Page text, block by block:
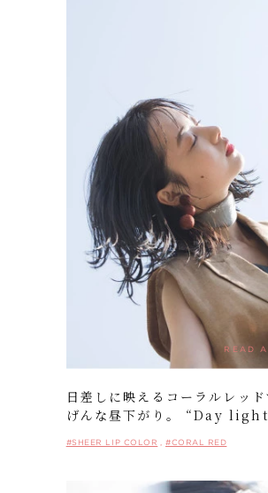
READ
日差しに映えるコーラルレッド
げんな昼下がり。 “Day
#SHEER LIP COLOR #CORAL RED